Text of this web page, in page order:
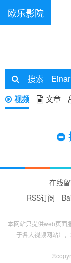
欧乐影院
搜索
视频 文章
在线
RSS订阅
本网站只提供web页面
于各大视频网站）